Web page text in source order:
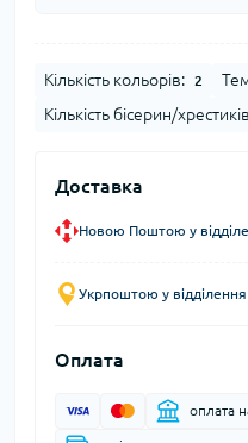
Кількість кольорів: 2
Кількість бісерин/
Доставка
Новою Поштою у
Укрпоштою у відділення
Оплата
оплата